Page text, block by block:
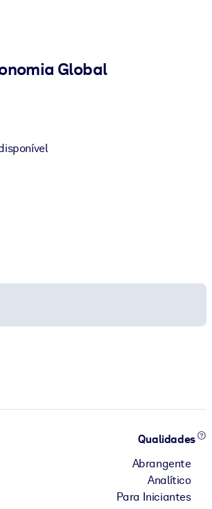
Global
Qualidades
Abrangente
Analítico
Para Iniciantes